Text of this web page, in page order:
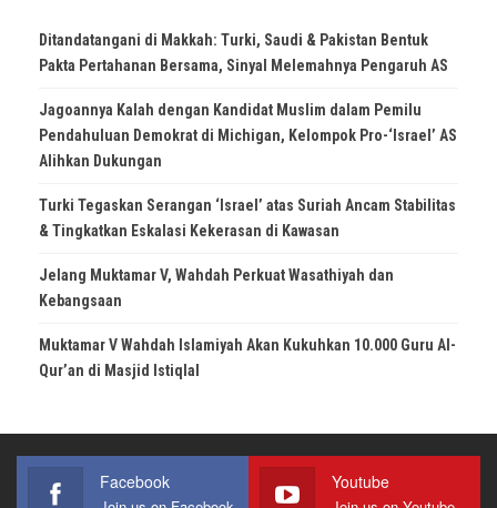
Ditandatangani di Makkah: Turki, Saudi & Pakistan Bentuk
Pakta Pertahanan Bersama, Sinyal Melemahnya Pengaruh AS
Jagoannya Kalah dengan Kandidat Muslim dalam Pemilu
Pendahuluan Demokrat di Michigan, Kelompok Pro-‘Israel’ AS
Alihkan Dukungan
Turki Tegaskan Serangan ‘Israel’ atas Suriah Ancam Stabilitas
& Tingkatkan Eskalasi Kekerasan di Kawasan
Jelang Muktamar V, Wahdah Perkuat Wasathiyah dan
Kebangsaan
Muktamar V Wahdah Islamiyah Akan Kukuhkan 10.000 Guru Al-
Qur’an di Masjid Istiqlal
Facebook Youtube